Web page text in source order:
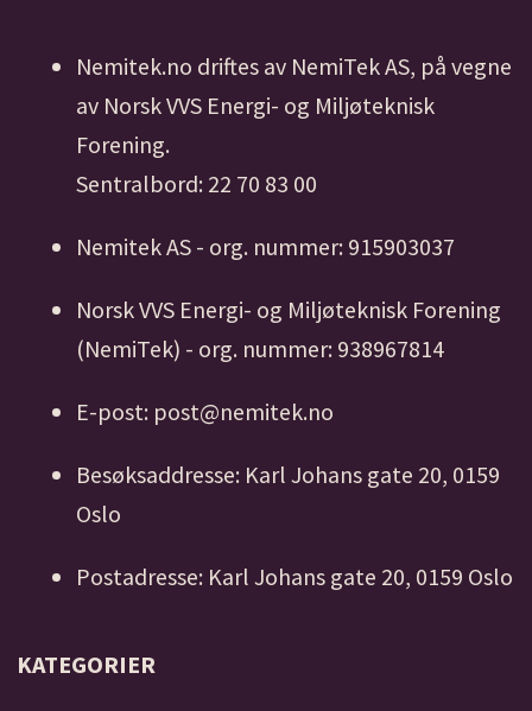
Nemitek.no driftes av NemiTek AS, på vegne
av Norsk VVS Energi- og Miljøteknisk
Forening.
Sentralbord: 22 70 83 00
Nemitek AS - org. nummer: 915903037
Norsk VVS Energi- og Miljøteknisk Forening
(NemiTek) - org. nummer: 938967814
E-post: post@nemitek.no
Besøksaddresse: Karl Johans gate 20, 0159
Oslo
Postadresse: Karl Johans gate 20, 0159 Oslo
KATEGORIER